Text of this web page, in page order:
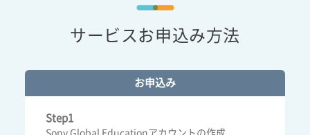
サービスお申込み方法
お申込み
Step1